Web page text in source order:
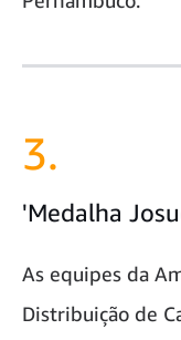
3.
'Medalha
As equipes da
Distribuição de